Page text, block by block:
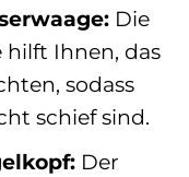
Die
hilft Ihnen, das
sodass
schief sind.
Der